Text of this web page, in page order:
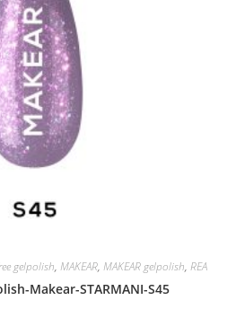
gelpolish, MAKEAR, MAKEAR gelpolish, REA
Makear-STARMANI-S45